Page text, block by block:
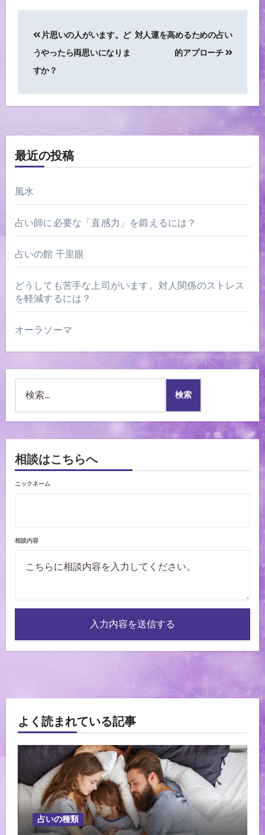
ビ
ー
シ
ン
片思いの人がいます。ど
うやったら両思いになりま
すか？
対人運を高めるための占い
的アプローチ
最近の投稿
風水
占い師に必要な「直感力」を鍛えるには？
占いの館 千里眼
どうしても苦手な上司がいます。対人関係のストレス
を軽減するには？
オーラソーマ
相談はこちらへ
ニックネーム
相談内容
入力内容を送信する
よく読まれている記事
占いの種類